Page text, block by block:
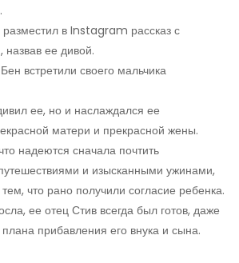
разместил в Instagram рассказ с
ее дивой.
встретили своего мальчика
ее, но и наслаждался ее
матери и прекрасной жены.
надеются сначала почтить
и изысканными ужинами,
что рано получили согласие ребенка.
ее отец Стив всегда был готов, даже
плана прибавления его внука и сына.